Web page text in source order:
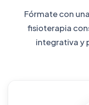
Fórmate con
fisioterapia
integrativa y